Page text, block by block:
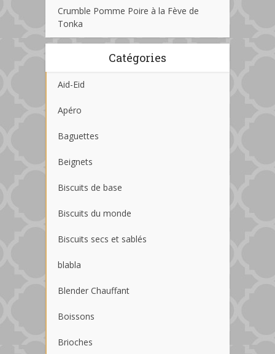
Crumble Pomme Poire à la Fève de
Tonka
Catégories
Aid-Eid
Apéro
Baguettes
Beignets
Biscuits de base
Biscuits du monde
Biscuits secs et sablés
blabla
Blender Chauffant
Boissons
Brioches